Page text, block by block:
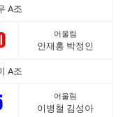
A조
어울림
안재홍 박정인
A조
어울림
이병철 김성아